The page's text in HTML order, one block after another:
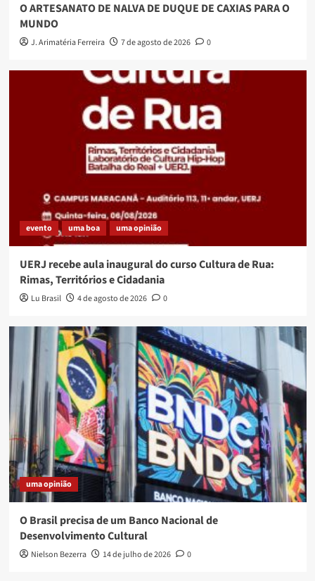
O ARTESANATO DE NALVA DE DUQUE DE CAXIAS PARA O
MUNDO
J. Arimatéria Ferreira 7 de agosto de 2026 0
evento uma boa uma opinião
UERJ recebe aula inaugural do curso Cultura de Rua:
Rimas, Territórios e Cidadania
Lu Brasil 4 de agosto de 2026 0
uma opinião
O Brasil precisa de um Banco Nacional de
Desenvolvimento Cultural
Nielson Bezerra 14 de julho de 2026 0